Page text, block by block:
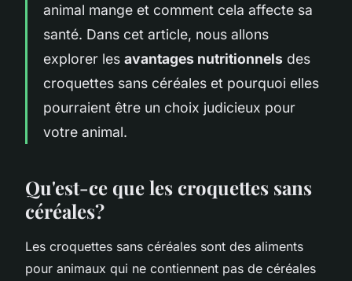
animal mange et comment cela affecte sa
santé. Dans cet article, nous allons
explorer les avantages nutritionnels des
croquettes sans céréales et pourquoi elles
pourraient être un choix judicieux pour
votre animal.
Qu'est-ce que les croquettes sans
céréales?
Les croquettes sans céréales sont des aliments
pour animaux qui ne contiennent pas de céréales